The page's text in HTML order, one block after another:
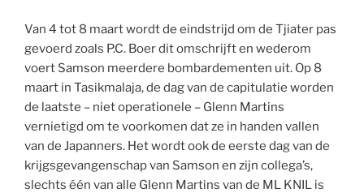
Van 4 tot 8 maart wordt de eindstrijd om de Tjiater pas
gevoerd zoals P.C. Boer dit omschrijft en wederom
voert Samson meerdere bombardementen uit. Op 8
maart in Tasikmalaja, de dag van de capitulatie worden
de laatste – niet operationele – Glenn Martins
vernietigd om te voorkomen dat ze in handen vallen
van de Japanners. Het wordt ook de eerste dag van de
krijgsgevangenschap van Samson en zijn collega’s,
slechts één van alle Glenn Martins van de ML KNIL is